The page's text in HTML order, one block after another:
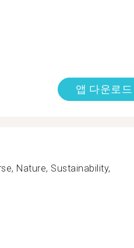
앱 다운로드
Nature, Sustainability,